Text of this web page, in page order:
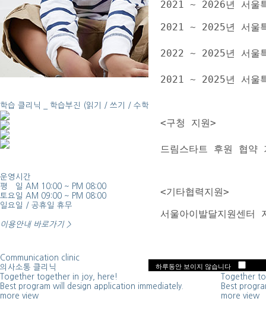
2021 ~ 2026년 서울
2021 ~ 2025년 서울
2022 ~ 2025년 서울특
2021 ~ 2025년 서울
<구청 지원>
드림스타트 후원 협약
  <기타협력지원>
서울아이발달지원센터
하루동안 보이지 않습니다
학습 클리닉 _ 학습부진 (읽기 / 쓰기 / 수학)
운영시간
평 일 AM 10:00 ~ PM 08:00
토요일 AM 09:00 ~ PM 08:00
일요일 / 공휴일 휴무
이용안내 바로가기 >
방문 전 지
수 있습니다.
Communication clinic
의사소통 클리닉
Together together in joy, here!
Best program will design application immediately.
more view
Group
그룹수업
Together
Best
more view